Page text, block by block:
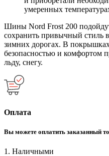
умеренных
Шины Nord Frost 200
сохранить привычный стиль
зимних дорогах. В
безопасностью и комфортом
льду, снегу.
Оплата
Вы можете оплатить заказанный
1. Наличными